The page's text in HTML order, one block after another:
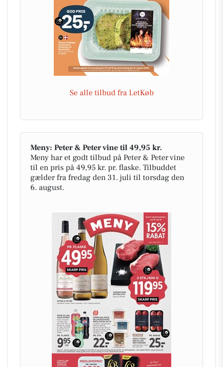
Se alle tilbud fra LetKøb
Meny: Peter & Peter vine til 49,95 kr.
Meny har et godt tilbud på Peter & Peter vine
til en pris på 49,95 kr. pr. flaske. Tilbuddet
gælder fra fredag den 31. juli til torsdag den
6. august.